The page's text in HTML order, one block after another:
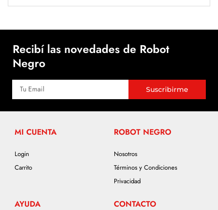
Recibí las novedades de Robot
Negro
Suscribirme
MI CUENTA
Login
Carrito
ROBOT NEGRO
Nosotros
Términos y Condiciones
Privacidad
AYUDA CONTACTO